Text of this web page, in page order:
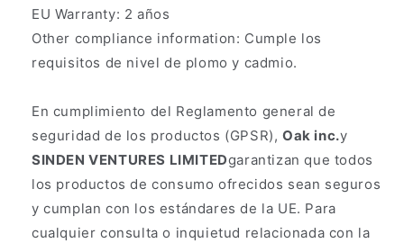
EU Warranty: 2 años
Other compliance information: Cumple los
requisitos de nivel de plomo y cadmio.
En cumplimiento del Reglamento general de
seguridad de los productos (GPSR),Oak inc.y
SINDEN VENTURES LIMITEDgarantizan que todos
los productos de consumo ofrecidos sean seguros
y cumplan con los estándares de la UE. Para
cualquier consulta o inquietud relacionada con la